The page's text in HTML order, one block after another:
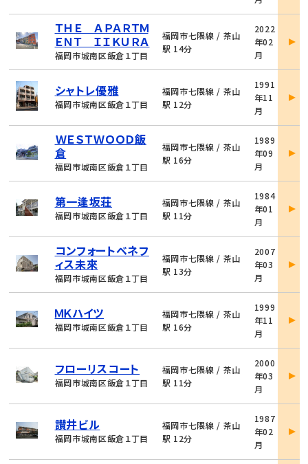
ＴＨＥ ＡＰＡＲＴＭ
ＥＮＴ ＩＩＫＵＲＡ
福岡市城南区飯倉１丁目
福岡市七隈線 / 茶山
駅 14分
2022
年02
月
詳
シャトレ優雅
福岡市城南区飯倉１丁目
福岡市七隈線 / 茶山
駅 12分
1991
年11
月
詳
ＷＥＳＴＷＯＯＤ飯
倉
福岡市城南区飯倉１丁目
福岡市七隈線 / 茶山
駅 16分
1989
年09
月
詳
第一逢坂荘
福岡市城南区飯倉１丁目
福岡市七隈線 / 茶山
駅 11分
1984
年01
月
詳
コンフォートベネフ
ィス未來
福岡市城南区飯倉１丁目
福岡市七隈線 / 茶山
駅 13分
2007
年03
月
詳
ＭＫハイツ
福岡市城南区飯倉１丁目
福岡市七隈線 / 茶山
駅 16分
1999
年11
月
詳
フローリスコート
福岡市城南区飯倉１丁目
福岡市七隈線 / 茶山
駅 11分
2000
年03
月
詳
讃井ビル
福岡市城南区飯倉１丁目
福岡市七隈線 / 茶山
駅 12分
1987
年02
月
詳